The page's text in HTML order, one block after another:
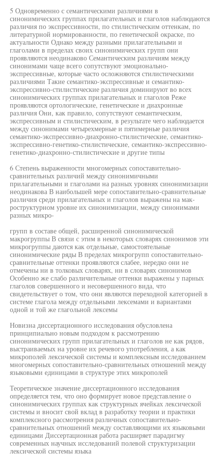
5 Одновременно с семантическими различиями в
синонимических группах прилагательных и глаголов наблюдаются
различия по экспрессивности, по стилистическим оттенкам, по
литературной нормированности, по генетической окраске, по
актуальности Однако между разными прилагательными и
глаголами в пределах своих синонимических групп они
проявляются неодинаково Семантическим различиям между
синонимами чаще всего сопутствуют эмоционально-
экспрессивные, которые часто осложняются стилистическими
различиями Такие семантико-экспрессивные и семантико-
экспрессивно-стилистические различия доминируют во всех
синонимических группах прилагательных и глаголов Реже
проявляются ортологические, генетические и диахронные
различия Они, как правило, сопутствуют семантическим,
экспрессивным и стилистическим, в результате чего наблюдается
между синонимами четырехмерные и пятимерные различия
семантико-экспрессивно-диахронно-стилистические, семантико-
экспрессивно-генетико-стилистические, семантико-экспрессивно-
генетико-диахронно-стилистические и другие типы
6 Степень выраженности многомерных сопоставительно-
сравнительных различий между синонимичными
прилагательными и глаголами на разных уровнях синонимизации
неодинакова В наибольшей мере сопоставительно-сравнительные
различия среди прилагательных и глаголов выражены на мак-
роструктурном уровне их синонимизации, между синонимами
разных микро-
групп в составе общей, расширенной синонимической
макрогруппы В связи с этим в некоторых словарях синонимов эти
микрогруппы даются как отдельные, самостоятельные
синонимические ряды В пределах микрогрупп сопоставительно-
сравнительные оттенки проявляются слабее, нередко они не
отмечены ни в толковых словарях, ни в словарях синонимов
Особенно же слабо различительные оттенки выражены у парных
глаголов совершенного и несовершенного вида, что
свидетельствует о том, что они являются переходной категорией в
системе глагола между отдельными лексемами и вариантами
одной и той же глагольной лексемы
Новизна диссертационного исследования обусловлена
принципиально новым подходом к рассмотрению
синонимических групп прилагательных и глаголов не как рядов,
выстраиваемых на уровне их речевого употребления, а как
микрополей лексической системы и комплексным исследованием
многомерных сопоставительно-сравнительных отношений между
языковыми единицами в структуре этих микрополей
Теоретическое значение диссертационного исследования
определяется тем, что оно формирует новое представление о
синонимических группах как структурных ячейках лексической
системы и вносит свой вклад в разработку теории и практики
комплексного рассмотрения различных сопоставительно-
сравнительных отношений между составляющими их языковыми
единицами Диссертационная работа расширяет парадигму
современных научных исследований полевой структуризации
лексической системы языка